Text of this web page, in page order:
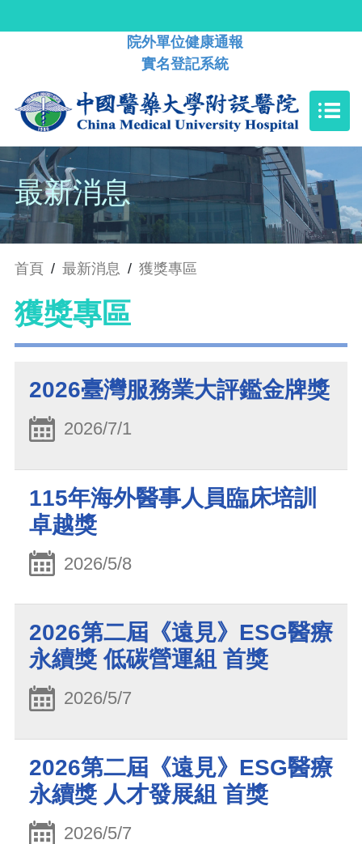
院外單位健康通報
實名登記系統
最新消息
首頁 / 最新消息 / 獲獎專區
獲獎專區
2026臺灣服務業大評鑑金牌獎
2026/7/1
115年海外醫事人員臨床培訓
卓越獎
2026/5/8
2026第二屆《遠見》ESG醫療
永續獎 低碳營運組 首獎
2026/5/7
2026第二屆《遠見》ESG醫療
永續獎 人才發展組 首獎
2026/5/7